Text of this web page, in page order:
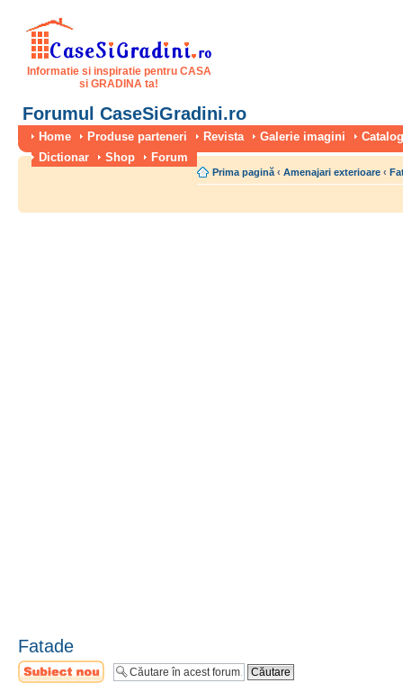
Informatie si inspiratie pentru CASA
si GRADINA ta!
Forumul CaseSiGradini.ro
Home Produse parteneri Revista Galerie imagini
Dictionar
Shop Forum
Prima pagină ‹ Amenajari exterioare ‹
Fatade
Scrie un subiect
nou